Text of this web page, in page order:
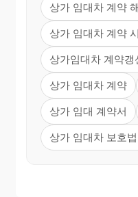
상가 임대차 계약
상가 임대차 계약
상가임대차 계약갱
상가 임대차 계약
상가 임대 계약서
상가 임대차 보호